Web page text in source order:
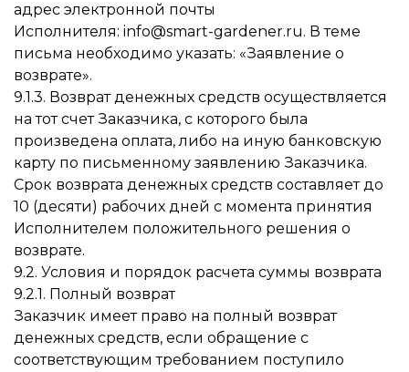
адрес электронной почты
Исполнителя: info@smart-gardener.ru. В теме
письма необходимо указать: «Заявление о
возврате».
9.1.3. Возврат денежных средств осуществляется
на тот счет Заказчика, с которого была
произведена оплата, либо на иную банковскую
карту по письменному заявлению Заказчика.
Срок возврата денежных средств составляет до
10 (десяти) рабочих дней с момента принятия
Исполнителем положительного решения о
возврате.
9.2. Условия и порядок расчета суммы возврата
9.2.1. Полный возврат
Заказчик имеет право на полный возврат
денежных средств, если обращение с
соответствующим требованием поступило